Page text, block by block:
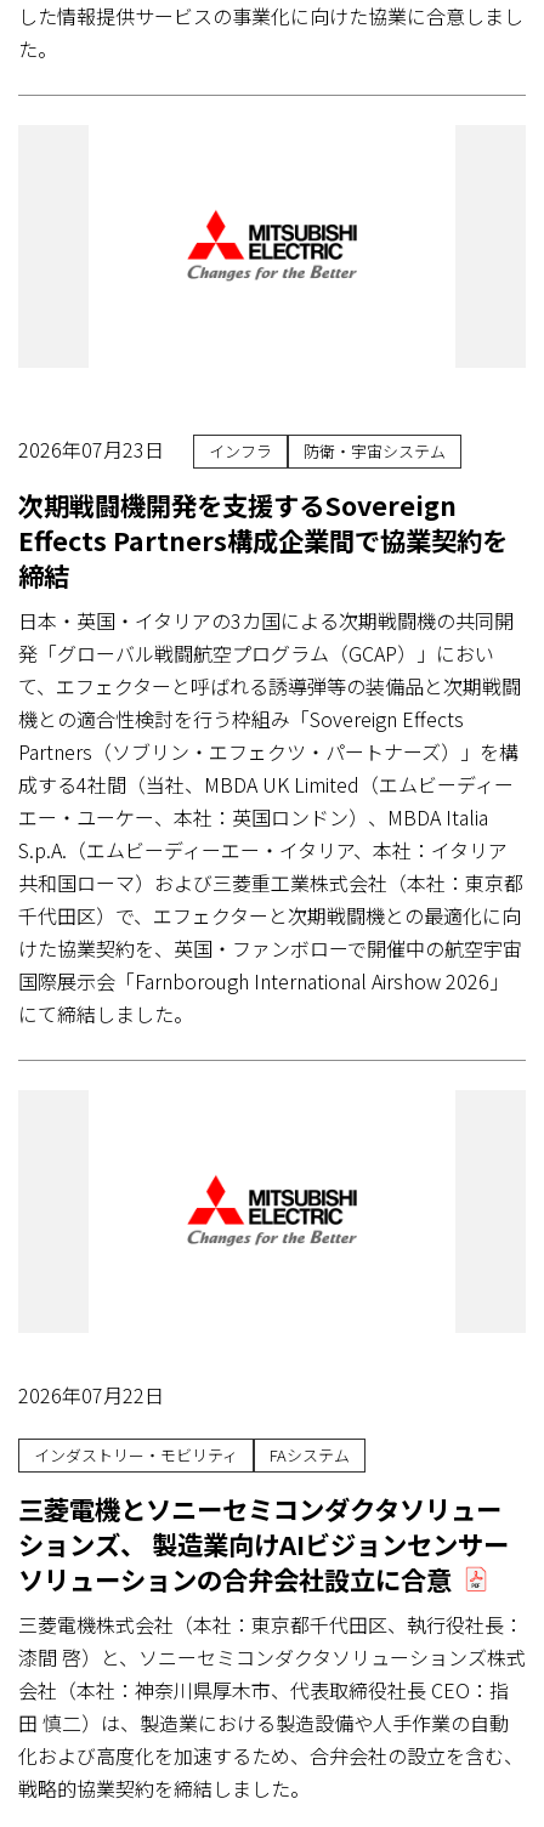
した情報提供サービスの事業化に向けた協業に合意しまし
た。
2026年07月23日 インフラ 防衛・宇宙システム
次期戦闘機開発を支援するSovereign
Effects Partners構成企業間で協業契約を
締結
日本・英国・イタリアの3カ国による次期戦闘機の共同開
発「グローバル戦闘航空プログラム（GCAP）」におい
て、エフェクターと呼ばれる誘導弾等の装備品と次期戦闘
機との適合性検討を行う枠組み「Sovereign Effects
Partners（ソブリン・エフェクツ・パートナーズ）」を構
成する4社間（当社、MBDA UK Limited（エムビーディー
エー・ユーケー、本社：英国ロンドン）、MBDA Italia
S.p.A.（エムビーディーエー・イタリア、本社：イタリア
共和国ローマ）および三菱重工業株式会社（本社：東京都
千代田区）で、エフェクターと次期戦闘機との最適化に向
けた協業契約を、英国・ファンボローで開催中の航空宇宙
国際展示会「Farnborough International Airshow 2026」
にて締結しました。
2026年07月22日
インダストリー・モビリティ FAシステム
三菱電機とソニーセミコンダクタソリュー
ションズ、 製造業向けAIビジョンセンサー
ソリューションの合弁会社設立に合意
三菱電機株式会社（本社：東京都千代田区、執行役社長：
漆間 啓）と、ソニーセミコンダクタソリューションズ株式
会社（本社：神奈川県厚木市、代表取締役社長 CEO：指
田 慎二）は、製造業における製造設備や人手作業の自動
化および高度化を加速するため、合弁会社の設立を含む、
戦略的協業契約を締結しました。